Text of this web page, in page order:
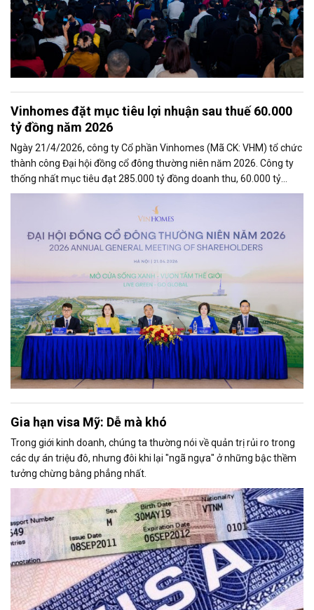
Vinhomes đặt mục tiêu lợi nhuận sau thuế 60.000
tỷ đồng năm 2026
Ngày 21/4/2026, công ty Cổ phần Vinhomes (Mã CK: VHM) tổ chức
thành công Đại hội đồng cổ đông thường niên năm 2026. Công ty
thống nhất mục tiêu đạt 285.000 tỷ đồng doanh thu, 60.000 tỷ
đồng lợi nhuận sau thuế trong năm 2026 – cao nhất từ trước đến
nay; đồng thời thông qua kế hoạch phát triển chuỗi siêu đô thị thế
hệ mới theo tiêu chuẩn quốc tế và kế hoạch chia cổ tức năm 2025.
Gia hạn visa Mỹ: Dễ mà khó
Trong giới kinh doanh, chúng ta thường nói về quản trị rủi ro trong
các dự án triệu đô, nhưng đôi khi lại "ngã ngựa" ở những bậc thềm
tưởng chừng bằng phẳng nhất.